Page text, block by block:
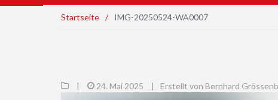
Startseite / IMG-20250524-WA0007
24. Mai 2025 Erstellt von Bernhard